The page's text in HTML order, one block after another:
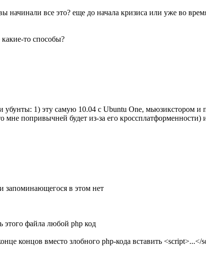
начинали все это? еще до начала кризиса или уже во
то способы?
убунты: 1) эту самую 10.04 с Ubuntu One, мьюзикстором
попривычней будет из-за его кроссплатформенности)
запоминающегося в этом нет
этого файла любой php код
концов вместо злобного php-кода вставить <script>...</